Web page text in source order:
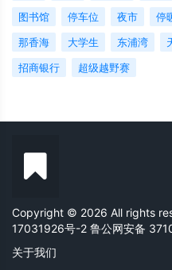
图书馆
停车位 夜市 停
那香海
大学生 东浦湾
招商银行
超级越野赛
Copyright © 2026 All rights
17031926号-2 鲁公网安备
关于我们